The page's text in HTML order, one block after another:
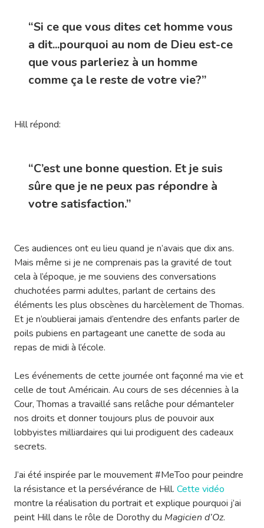
“Si ce que vous dites cet homme vous
a dit...pourquoi au nom de Dieu est-ce
que vous parleriez à un homme
comme ça le reste de votre vie?”
Hill répond:
“C’est une bonne question. Et je suis
sûre que je ne peux pas répondre à
votre satisfaction.”
Ces audiences ont eu lieu quand je n’avais que dix ans.
Mais même si je ne comprenais pas la gravité de tout
cela à l’époque, je me souviens des conversations
chuchotées parmi adultes, parlant de certains des
éléments les plus obscènes du harcèlement de Thomas.
Et je n’oublierai jamais d’entendre des enfants parler de
poils pubiens en partageant une canette de soda au
repas de midi à l’école.
Les événements de cette journée ont façonné ma vie et
celle de tout Américain. Au cours de ses décennies à la
Cour, Thomas a travaillé sans relâche pour démanteler
nos droits et donner toujours plus de pouvoir aux
lobbyistes milliardaires qui lui prodiguent des cadeaux
secrets.
J’ai été inspirée par le mouvement #MeToo pour peindre
la résistance et la persévérance de Hill. Cette vidéo
montre la réalisation du portrait et explique pourquoi j’ai
peint Hill dans le rôle de Dorothy du Magicien d’Oz.